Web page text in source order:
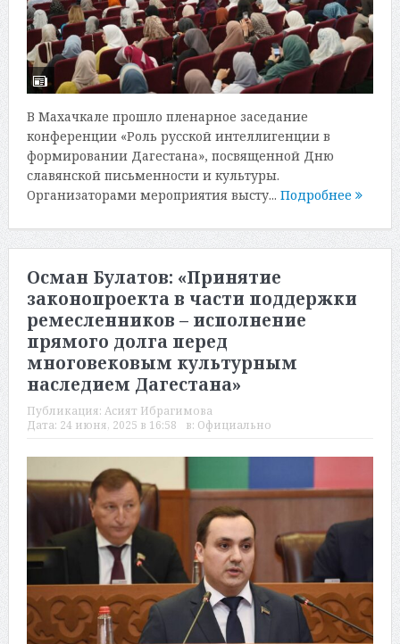
В Махачкале прошло пленарное заседание
конференции «Роль русской интеллигенции в
формировании Дагестана», посвященной Дню
славянской письменности и культуры.
Организаторами мероприятия высту... Подробнее
Осман Булатов: «Принятие
законопроекта в части поддержки
ремесленников – исполнение
прямого долга перед
многовековым культурным
наследием Дагестана»
Публикация: Асият Ибрагимова
Дата: 24 июня, 2025 в 16:58 в: Официально